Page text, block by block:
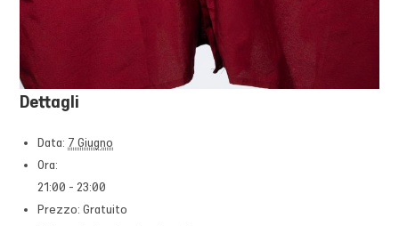
Dettagli
Data: 7 Giugno
Ora:
21:00 - 23:00
Prezzo: Gratuito